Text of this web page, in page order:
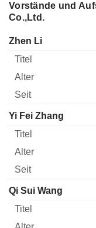
Vorstände und
Co.,Ltd.
Manager
Zhen Li
Yi Fei Zhang
Qi Sui Wang